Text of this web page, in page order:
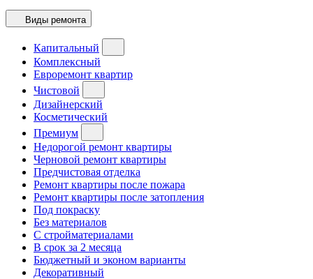
Виды ремонта
Капитальный
Комплексный
Евроремонт квартир
Чистовой
Дизайнерский
Косметический
Премиум
Недорогой ремонт квартиры
Черновой ремонт квартиры
Предчистовая отделка
Ремонт квартиры после пожара
Ремонт квартиры после затопления
Под покраску
Без материалов
С стройматериалами
В срок за 2 месяца
Бюджетный и эконом варианты
Декоративный